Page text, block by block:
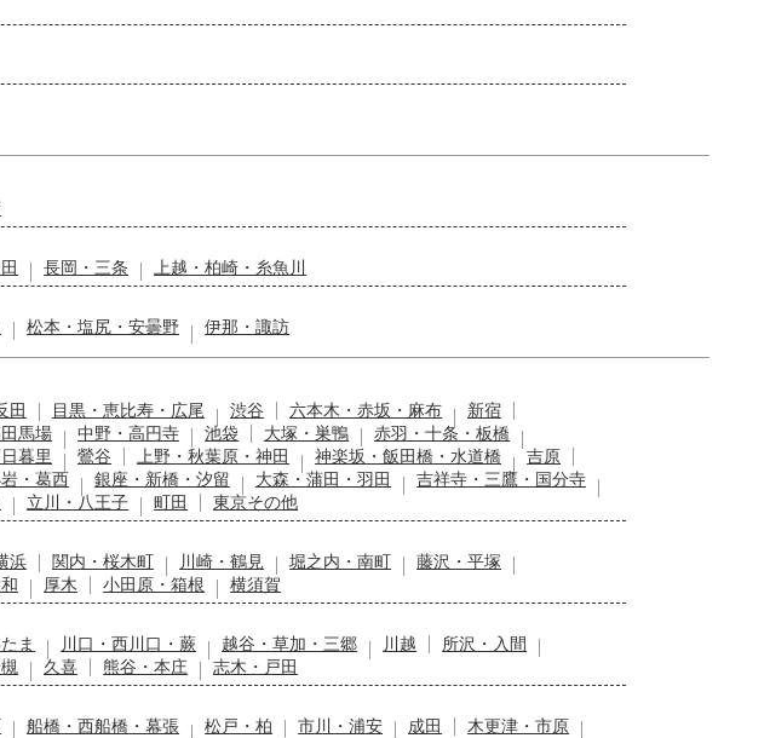
長岡・三条
上越・柏崎・糸魚川
松本・塩尻・安曇野 伊那・諏訪
田 目黒・恵比寿・広尾 渋谷 六本木・赤坂・麻布
新宿
馬場
中野・高円寺 池袋 大塚・巣鴨
赤羽・十条・板橋
暮里
鶯谷 上野・秋葉原・神田 神楽坂・飯田橋・水道橋
吉原
・葛西
銀座・新橋・汐留 大森・蒲田・羽田
吉祥寺・三鷹・国分寺
立川・八王子 町田
東京その他
浜 関内・桜木町 川崎・鶴見 堀之内・南町
藤沢・平塚
厚木 小田原・箱根
横須賀
ま
川口・西川口・蕨 越谷・草加・三郷 川越
所沢・入間
久喜 熊谷・本庄
志木・戸田
船橋・西船橋・幕張 松戸・柏 市川・浦安 成田
木更津・市原